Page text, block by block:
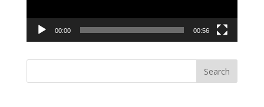
00:00 00:56